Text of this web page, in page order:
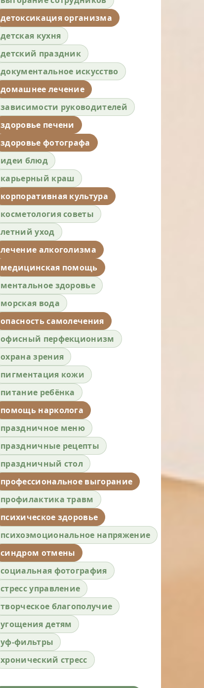
детоксикация организма
детская кухня
детский праздник
документальное искусство
домашнее лечение
зависимости руководителей
здоровье печени
здоровье фотографа
идеи блюд
карьерный краш
корпоративная культура
косметология советы
летний уход
лечение алкоголизма
медицинская помощь
ментальное здоровье
морская вода
опасность самолечения
офисный перфекционизм
охрана зрения
пигментация кожи
питание ребёнка
помощь нарколога
праздничное меню
праздничные рецепты
праздничный стол
профессиональное выгорание
профилактика травм
психическое здоровье
психоэмоциональное напряжение
синдром отмены
социальная фотография
стресс управление
творческое благополучие
угощения детям
уф-фильтры
хронический стресс